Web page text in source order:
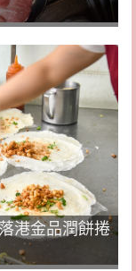
港金品潤餅捲